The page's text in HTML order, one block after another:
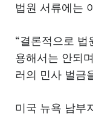
법원 서류에는
“결론적으로
용해서는 안되
러의 민사 벌금
미국 뉴욕 남부